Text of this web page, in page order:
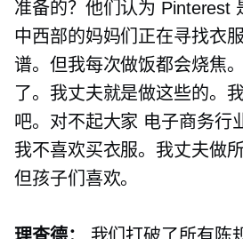
准备的？他们认为 Pinterest
中西部的妈妈们正在寻找衣
谱。但我每次做饭都会烧焦
了。我丈夫就是做这些的。
吧。对不起大家 电子商务行
我不喜欢买衣服。我丈夫做
但孩子们喜欢。